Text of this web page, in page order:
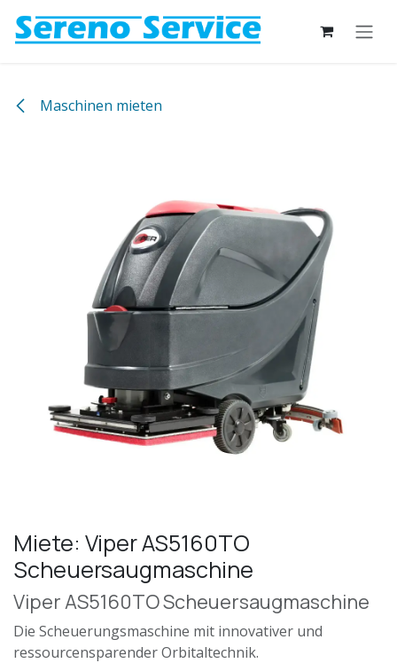
Maschinen mieten
Miete: Viper AS5160TO
Scheuersaugmaschine
Viper AS5160TO Scheuersaugmaschine
Die Scheuerungsmaschine mit innovativer und
ressourcensparender Orbitaltechnik.